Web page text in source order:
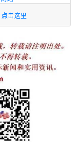
点击这里